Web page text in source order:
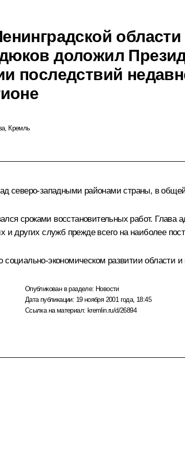
области
доложил
последствий
Кремль
северо-западными районами страны, в
сроками восстановительных работ.
и других служб прежде всего на наиболее
социально-экономическом развитии области
Опубликован в разделе: Новости
Дата публикации: 19 ноября 2001 года, 18:45
Ссылка на материал: kremlin.ru/d/26894